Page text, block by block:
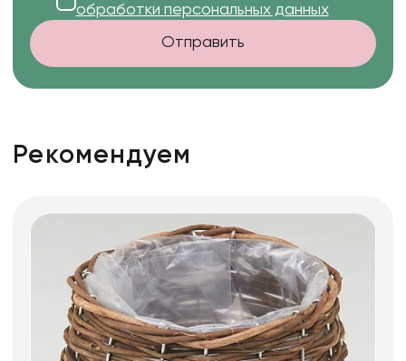
обработки персональных данных
Отправить
Рекомендуем